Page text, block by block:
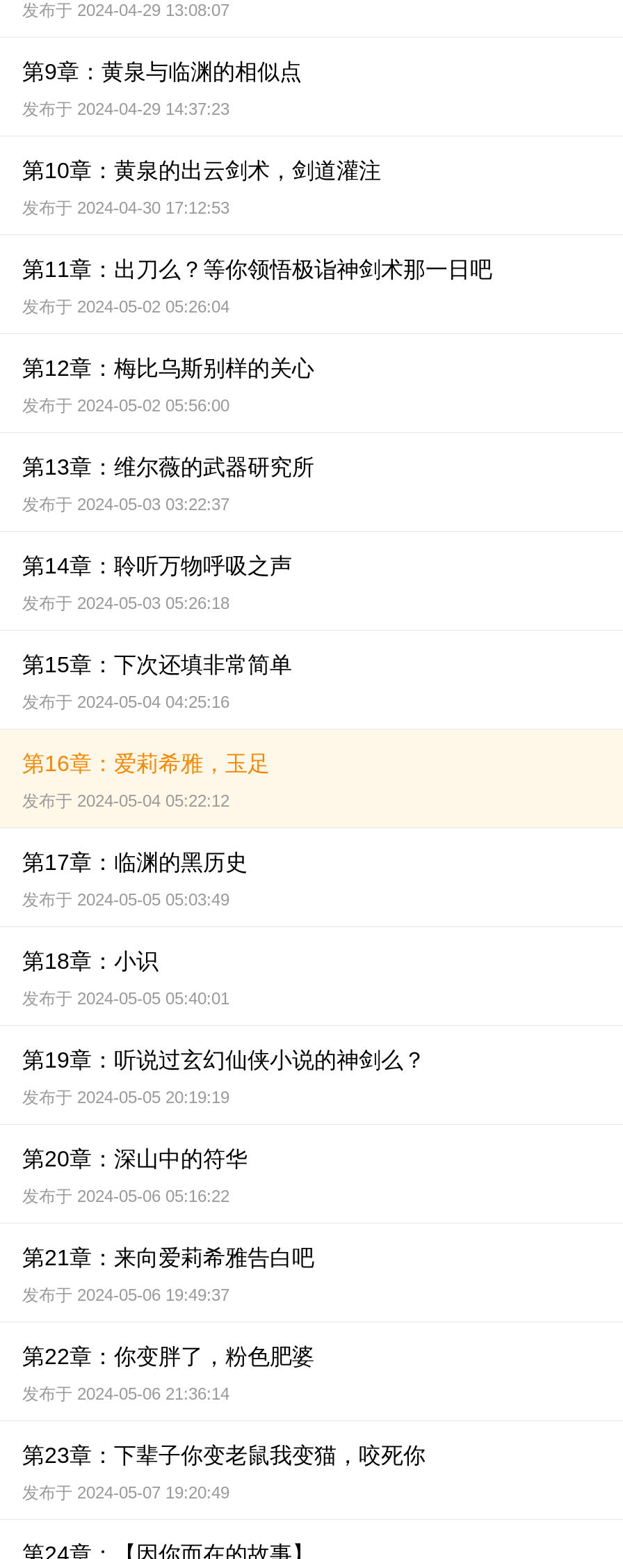
发布于 2024-04-29 13:08:07
第9章：黄泉与临渊的相似点
发布于 2024-04-29 14:37:23
第10章：黄泉的出云剑术，剑道灌注
发布于 2024-04-30 17:12:53
第11章：出刀么？等你领悟极诣神剑术那一日吧
发布于 2024-05-02 05:26:04
第12章：梅比乌斯别样的关心
发布于 2024-05-02 05:56:00
第13章：维尔薇的武器研究所
发布于 2024-05-03 03:22:37
第14章：聆听万物呼吸之声
发布于 2024-05-03 05:26:18
第15章：下次还填非常简单
发布于 2024-05-04 04:25:16
第16章：爱莉希雅，玉足
发布于 2024-05-04 05:22:12
第17章：临渊的黑历史
发布于 2024-05-05 05:03:49
第18章：小识
发布于 2024-05-05 05:40:01
第19章：听说过玄幻仙侠小说的神剑么？
发布于 2024-05-05 20:19:19
第20章：深山中的符华
发布于 2024-05-06 05:16:22
第21章：来向爱莉希雅告白吧
发布于 2024-05-06 19:49:37
第22章：你变胖了，粉色肥婆
发布于 2024-05-06 21:36:14
第23章：下辈子你变老鼠我变猫，咬死你
发布于 2024-05-07 19:20:49